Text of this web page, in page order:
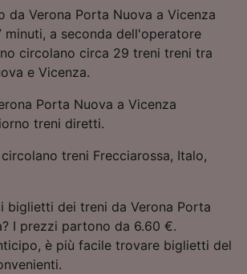
da Verona Porta Nuova a Vicenza
minuti, a seconda dell'operatore
circolano circa 29 treni treni tra
e Vicenza.
Porta Nuova a Vicenza
treni diretti.
treni Frecciarossa, Italo,
biglietti dei treni da Verona Porta
I prezzi partono da 6.60 €.
è più facile trovare biglietti del
di geolocalizzazione precisi.
delle caratteristiche del
fini dell’identificazione.
su dispositivo e/o
e contenuti
e degli annunci, ricerche sul
di servizi.
(fornitori)